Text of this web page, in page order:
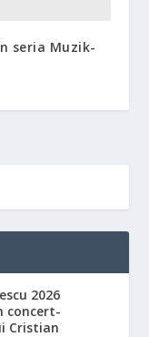
seria Muzik-
2026
concert-
Cristian